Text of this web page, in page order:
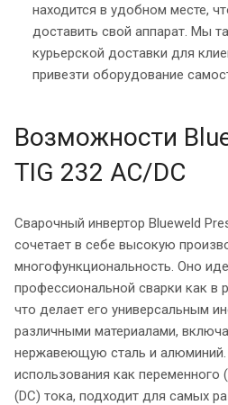
находится в удобном месте,
доставить свой аппарат. Мы
курьерской доставки для
привезти оборудование
Возможности
TIG 232 AC/DC
Сварочный инвертор Blueweld
сочетает в себе высокую
многофункциональность. Оно
профессиональной сварки как в
что делает его универсальным
различными материалами,
нержавеющую сталь и
использования как переменного
(DC) тока, подходит для самых